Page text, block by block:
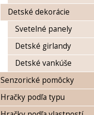
Detské dekorácie
Svetelné panely
Detské girlandy
Detské vankúše
Senzorické pomôcky
Hračky podľa typu